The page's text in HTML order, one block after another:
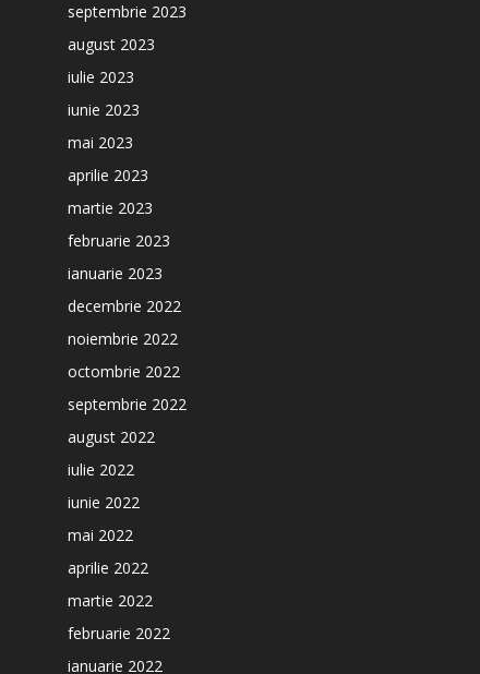
septembrie 2023
august 2023
iulie 2023
iunie 2023
mai 2023
aprilie 2023
martie 2023
februarie 2023
ianuarie 2023
decembrie 2022
noiembrie 2022
octombrie 2022
septembrie 2022
august 2022
iulie 2022
iunie 2022
mai 2022
aprilie 2022
martie 2022
februarie 2022
ianuarie 2022